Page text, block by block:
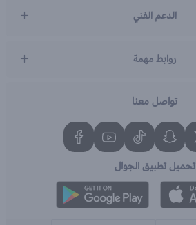
الدعم الفني
روابط مهمة
تواصل معنا
تحميل تطبيق الجوال